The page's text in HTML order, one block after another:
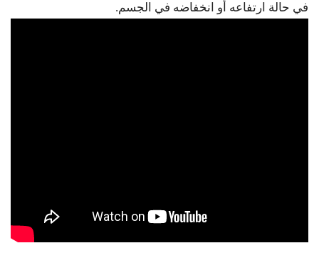
في حالة ارتفاعه أو انخفاضه في الجسم.